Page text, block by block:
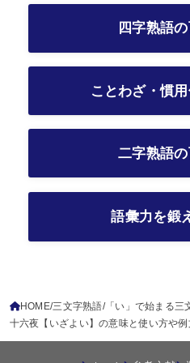
四字熟語
ことわざ・慣
二字熟語
語彙力を鍛
HOME 三文字熟語 「い」で始まる三
十六夜【いざよい】の意味と使い方や例